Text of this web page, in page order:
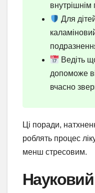
внутрішнім
Для
Ведіть
допоможе
вчасно
Ці поради,
роблять процес
менш стресовим.